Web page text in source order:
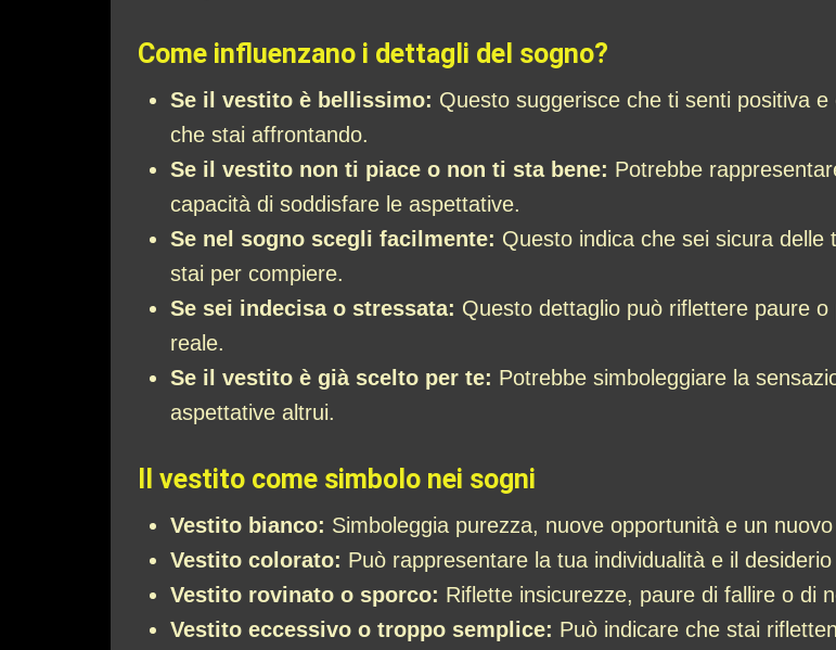
Come influenzano i dettagli del sogno?
Se il vestito è bellissimo: Questo suggerisce che ti senti positiva
che stai affrontando.
Se il vestito non ti piace o non ti sta bene: Potrebbe
capacità di soddisfare le aspettative.
Se nel sogno scegli facilmente: Questo indica che sei sicura
stai per compiere.
Se sei indecisa o stressata: Questo dettaglio può riflettere paure
reale.
Se il vestito è già scelto per te: Potrebbe simboleggiare la
aspettative altrui.
Il vestito come simbolo nei sogni
Vestito bianco: Simboleggia purezza, nuove opportunità e un nuovo
Vestito colorato: Può rappresentare la tua individualità e il
Vestito rovinato o sporco: Riflette insicurezze, paure di fallire o di
Vestito eccessivo o troppo semplice: Può indicare che stai